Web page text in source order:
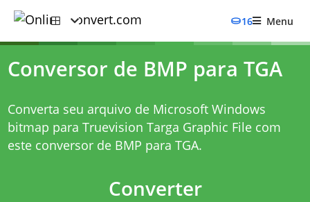
16 Menu
Conversor de BMP para TGA
Converta seu arquivo de Microsoft Windows
bitmap para Truevision Targa Graphic File com
este conversor de BMP para TGA.
Converter